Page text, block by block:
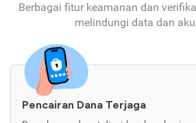
Berbagai fitur keamanan dan
melindungi data dan
Pencairan Dana Terjaga